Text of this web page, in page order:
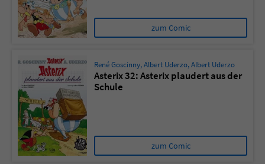
zum Comic
René Goscinny,Albert Uderzo,Albert Uderzo
Asterix 32: Asterix plaudert aus der
Schule
zum Comic